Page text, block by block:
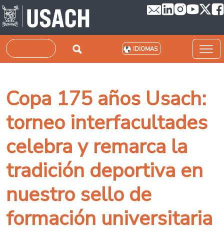
Pasar al contenido principal
Buscar IDIOMAS
Copa 175 años Usach:
torneo interfacultades
celebra y remarca la
tradición deportiva en
nuestro sello de
formación universitaria